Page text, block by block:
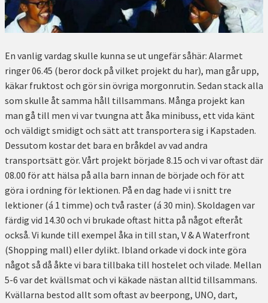
En vanlig vardag skulle kunna se ut ungefär såhär: Alarmet
ringer 06.45 (beror dock på vilket projekt du har), man går upp,
käkar fruktost och gör sin övriga morgonrutin. Sedan stack alla
som skulle åt samma håll tillsammans. Många projekt kan
man gå till men vi var tvungna att åka minibuss, ett vida känt
och väldigt smidigt och sätt att transportera sig i Kapstaden.
Dessutom kostar det bara en bråkdel av vad andra
transportsätt gör. Vårt projekt började 8.15 och vi var oftast där
08.00 för att hälsa på alla barn innan de började och för att
göra i ordning för lektionen. På en dag hade vi i snitt tre
lektioner (á 1 timme) och två raster (á 30 min). Skoldagen var
färdig vid 14.30 och vi brukade oftast hitta på något efteråt
också. Vi kunde till exempel åka in till stan, V & A Waterfront
(Shopping mall) eller dylikt. Ibland orkade vi dock inte göra
något så då åkte vi bara tillbaka till hostelet och vilade. Mellan
5-6 var det kvällsmat och vi käkade nästan alltid tillsammans.
Kvällarna bestod allt som oftast av beerpong, UNO, dart,